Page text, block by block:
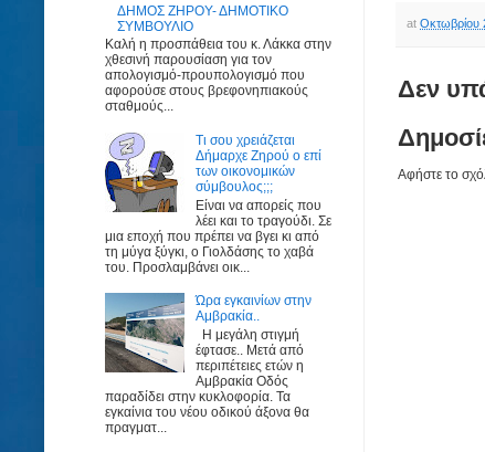
at Οκτωβρίου
Δεν
Αφήστε το
ΔΗΜΟΣ ΖΗΡΟΥ- ΔΗΜΟΤΙΚΟ
ΣΥΜΒΟΥΛΙΟ
Καλή η προσπάθεια του κ. Λάκκα στην
χθεσινή παρουσίαση για τον
απολογισμό-προυπολογισμό που
αφορούσε στους βρεφονηπιακούς
σταθμούς...
Τι σου χρειάζεται
Δήμαρχε Ζηρού ο επί
των οικονομικών
σύμβουλος;;;
Είναι να απορείς που
λέει και το τραγούδι. Σε
μια εποχή που πρέπει να βγει κι από
τη μύγα ξύγκι, ο Γιολδάσης το χαβά
του. Προσλαμβάνει οικ...
Ώρα εγκαινίων στην
Αμβρακία..
Η μεγάλη στιγμή
έφτασε.. Μετά από
περιπέτειες ετών η
Αμβρακία Οδός
παραδίδει στην κυκλοφορία. Τα
εγκαίνια του νέου οδικού άξονα θα
πραγματ...